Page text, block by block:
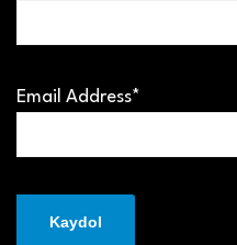
Email Address*